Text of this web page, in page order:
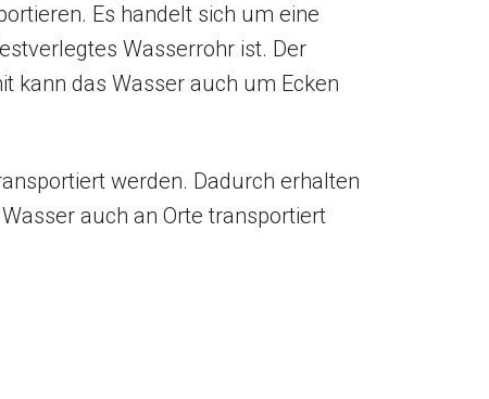
Es handelt sich um eine
Wasserrohr ist. Der
kann das Wasser auch um Ecken
werden. Dadurch erhalten
auch an Orte transportiert